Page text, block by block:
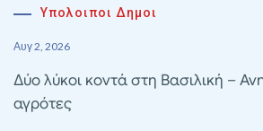
Υπολοιποι Δημοι
Αυγ 2, 2026
Δύο λύκοι κοντά στη Βασιλική –
αγρότες